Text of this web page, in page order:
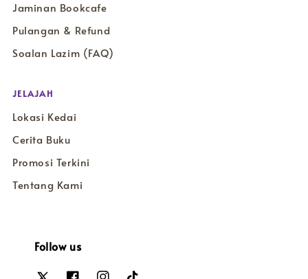
Jaminan Bookcafe
Pulangan & Refund
Soalan Lazim (FAQ)
JELAJAH
Lokasi Kedai
Cerita Buku
Promosi Terkini
Tentang Kami
Follow us